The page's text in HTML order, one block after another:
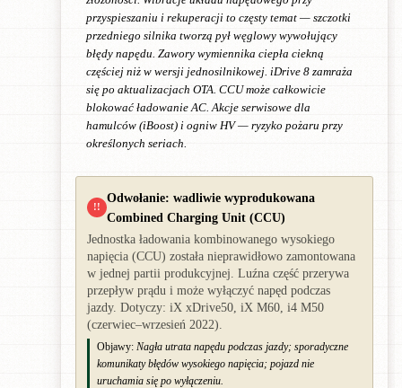
przyspieszaniu i rekuperacji to częsty temat — szczotki
przedniego silnika tworzą pył węglowy wywołujący
błędy napędu. Zawory wymiennika ciepła ciekną
częściej niż w wersji jednosilnikowej. iDrive 8 zamraża
się po aktualizacjach OTA. CCU może całkowicie
blokować ładowanie AC. Akcje serwisowe dla
hamulców (iBoost) i ogniw HV — ryzyko pożaru przy
określonych seriach.
!!
Odwołanie: wadliwie wyprodukowana
Combined Charging Unit (CCU)
Jednostka ładowania kombinowanego wysokiego
napięcia (CCU) została nieprawidłowo zamontowana
w jednej partii produkcyjnej. Luźna część przerywa
przepływ prądu i może wyłączyć napęd podczas
jazdy. Dotyczy: iX xDrive50, iX M60, i4 M50
(czerwiec–wrzesień 2022).
Objawy: Nagła utrata napędu podczas jazdy; sporadyczne
komunikaty błędów wysokiego napięcia; pojazd nie
uruchamia się po wyłączeniu.